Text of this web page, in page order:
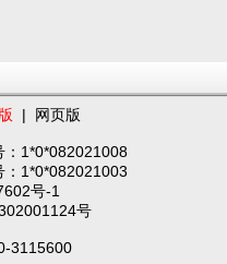
| 网页版
：1*0*082021008
：1*0*082021003
号-1
号
3115600